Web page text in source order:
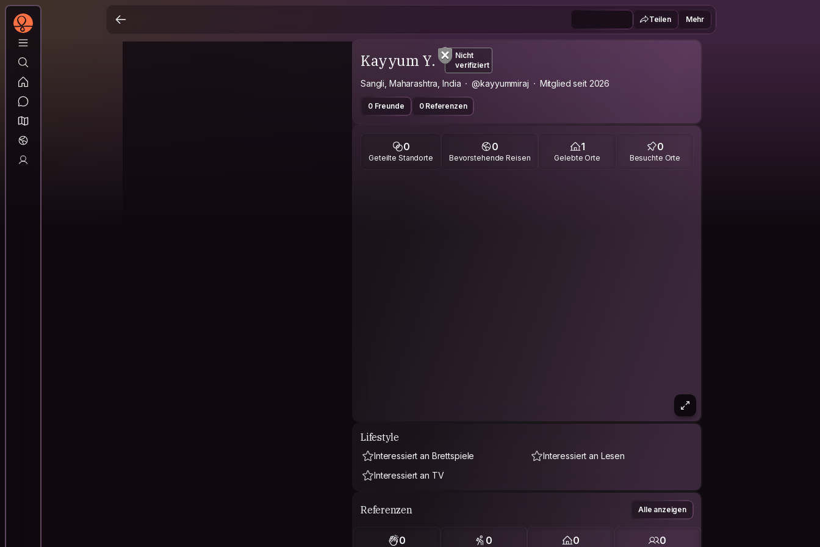
Teilen Mehr
Kayyum Y.
Nicht
verifiziert
Sangli, Maharashtra, India @kayyummiraj Mitglied seit 2026
0 Freunde 0 Referenzen
0
Geteilte Standorte
0
Bevorstehende Reisen
1
Gelebte Orte
0
Besuchte Orte
Lifestyle
Interessiert an Brettspiele
Interessiert an Lesen
Interessiert an TV
Referenzen Alle anzeigen
0 0 0 0